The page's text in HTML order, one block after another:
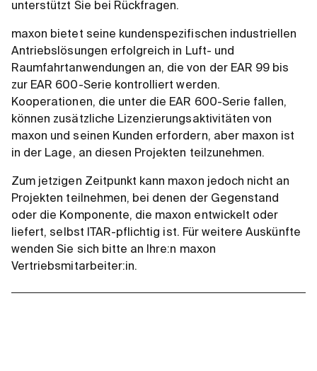
unterstützt Sie bei Rückfragen.
maxon bietet seine kundenspezifischen industriellen
Antriebslösungen erfolgreich in Luft- und
Raumfahrtanwendungen an, die von der EAR 99 bis
zur EAR 600-Serie kontrolliert werden.
Kooperationen, die unter die EAR 600-Serie fallen,
können zusätzliche Lizenzierungsaktivitäten von
maxon und seinen Kunden erfordern, aber maxon ist
in der Lage, an diesen Projekten teilzunehmen.
Zum jetzigen Zeitpunkt kann maxon jedoch nicht an
Projekten teilnehmen, bei denen der Gegenstand
oder die Komponente, die maxon entwickelt oder
liefert, selbst ITAR-pflichtig ist. Für weitere Auskünfte
wenden Sie sich bitte an Ihre:n maxon
Vertriebsmitarbeiter:in.